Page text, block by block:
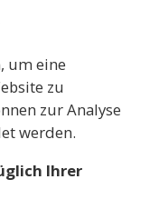
um eine
zu
zur Analyse
werden.
Ihrer